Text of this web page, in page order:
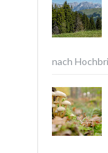
nach